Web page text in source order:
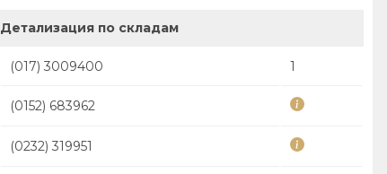
Детализация по складам
(017) 3009400 1
(0152) 683962
(0232) 319951